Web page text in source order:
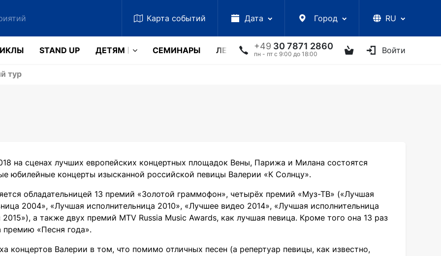
Карта событий Дата Город RU
+49 30 7871 2860
пн - пт с 9:00 до 18:00 Войти
STAND UP ДЕТЯМ CЕМИНАРЫ ЛЕКЦИИ УКРАИНСКИЕ АРТИСТЫ ДРУГОЕ
тур
на сценах лучших европейских концертных площадок Вены, Парижа и Милана состоятся
юбилейные концерты изысканной российской певицы Валерии «К Солнцу».
обладательницей 13 премий «Золотой граммофон», четырёх премий «Муз-ТВ» («Лучшая
2004», «Лучшая исполнительница 2010», «Лучшее видео 2014», «Лучшая исполнительница
2015»), а также двух премий MTV Russia Music Awards, как лучшая певица. Кроме того она 13 раз
премию «Песня года».
концертов Валерии в том, что помимо отличных песен (а репертуар певицы, как известно,